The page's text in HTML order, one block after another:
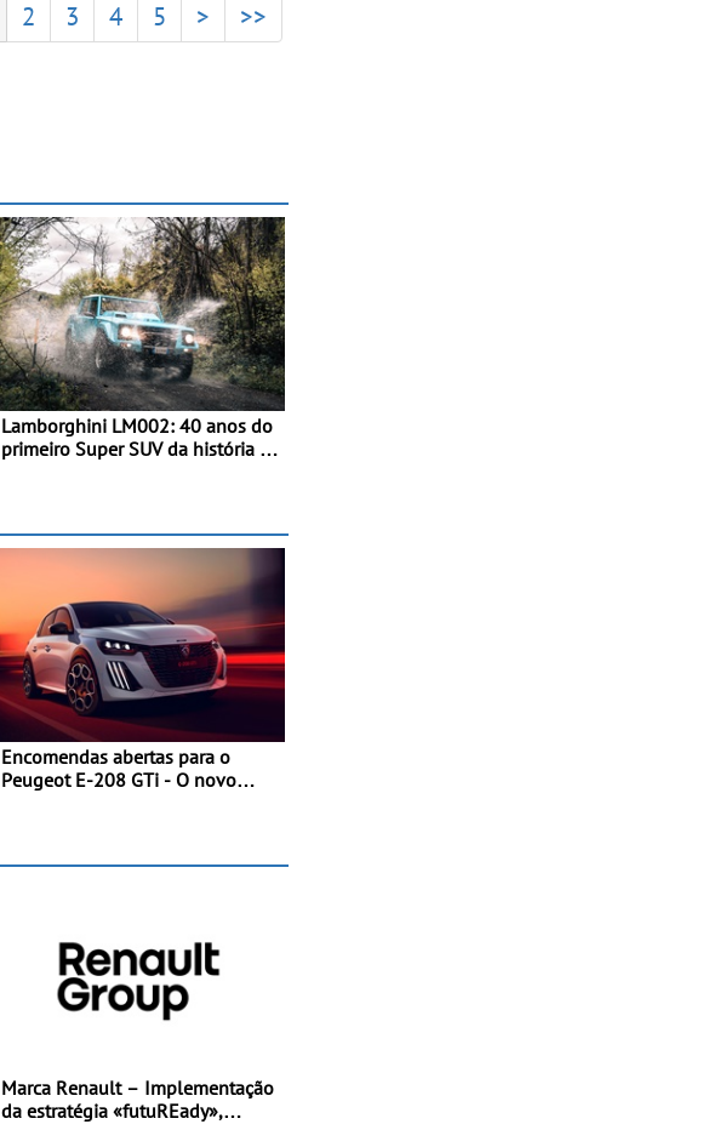
2 3 4 5 > >>
Lamborghini LM002: 40 anos do
primeiro Super SUV da história -
que abriu caminho para a família
Encomendas abertas para o
Peugeot E-208 GTi - O novo
Marca Renault – Implementação
da estratégia «futuREady»,